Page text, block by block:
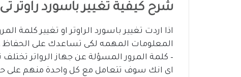
شرح كيفية تغيير باسورد راوتر تى
اذا اردت تغيير باسورد الراوتر او تغيير كلمة
المعلومات المهمه لكى تساعدك على الحفاظ
– كلمة المرور المسؤلة عن جهاز الرواتر
اى انك سوف تتعامل مع كل واحدة منهم على